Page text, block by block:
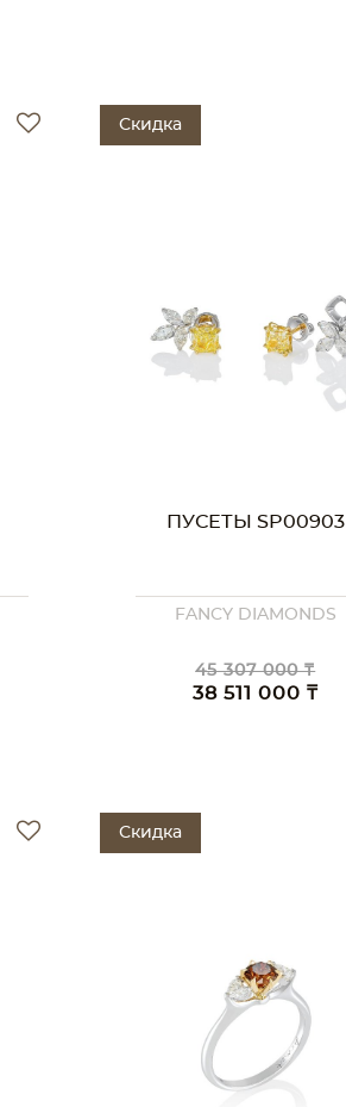
Скидка
ПУСЕТЫ SP00903
FANCY DIAMONDS
45 307 000 ₸
38 511 000 ₸
Скидка